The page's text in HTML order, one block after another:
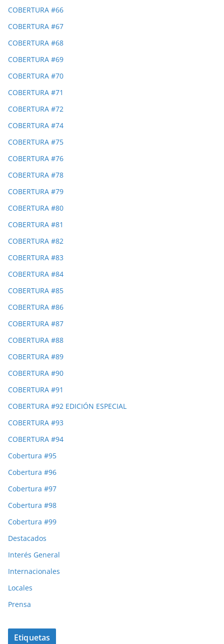
COBERTURA #66
COBERTURA #67
COBERTURA #68
COBERTURA #69
COBERTURA #70
COBERTURA #71
COBERTURA #72
COBERTURA #74
COBERTURA #75
COBERTURA #76
COBERTURA #78
COBERTURA #79
COBERTURA #80
COBERTURA #81
COBERTURA #82
COBERTURA #83
COBERTURA #84
COBERTURA #85
COBERTURA #86
COBERTURA #87
COBERTURA #88
COBERTURA #89
COBERTURA #90
COBERTURA #91
COBERTURA #92 EDICIÓN ESPECIAL
COBERTURA #93
COBERTURA #94
Cobertura #95
Cobertura #96
Cobertura #97
Cobertura #98
Cobertura #99
Destacados
Interés General
Internacionales
Locales
Prensa
Etiquetas